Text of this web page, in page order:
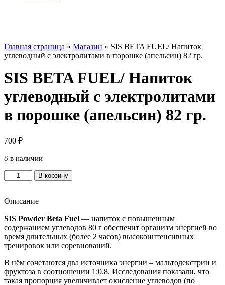
Главная страница » Магазин » SIS BETA FUEL/ Напиток
углеводный с электролитами в порошке (апельсин) 82 гр.
SIS BETA FUEL/ Напиток
углеводный с электролитами
в порошке (апельсин) 82 гр.
700 ₽
8 в наличии
Количество
товара
BETA
Напиток
углеводный
с
электролитами
порошке
(апельсин)
82
В корзину
Описание
SIS Powder Beta Fuel — напиток с повышенным
содержанием углеводов 80 г обеспечит организм энергией во
время длительных (более 2 часов) высокоинтенсивных
тренировок или соревнований.
В нём сочетаются два источника энергии – мальтодекстрин и
фруктоза в соотношении 1:0.8. Исследования показали, что
такая пропорция увеличивает окисление углеводов (по